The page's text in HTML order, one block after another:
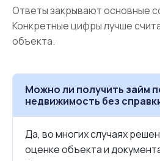
Ответы закрывают основные
Конкретные цифры лучше
объекта.
Можно ли получить займ
недвижимость без
Да, во многих случаях
оценке объекта и